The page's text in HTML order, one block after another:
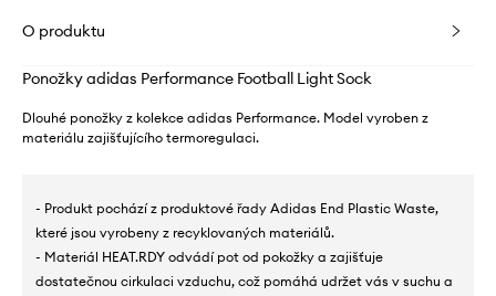
O produktu
Ponožky adidas Performance Football Light Sock
Dlouhé ponožky z kolekce adidas Performance. Model vyroben z
materiálu zajišťujícího termoregulaci.
- Produkt pochází z produktové řady Adidas End Plastic Waste,
které jsou vyrobeny z recyklovaných materiálů.
- Materiál HEAT.RDY odvádí pot od pokožky a zajišťuje
dostatečnou cirkulaci vzduchu, což pomáhá udržet vás v suchu a